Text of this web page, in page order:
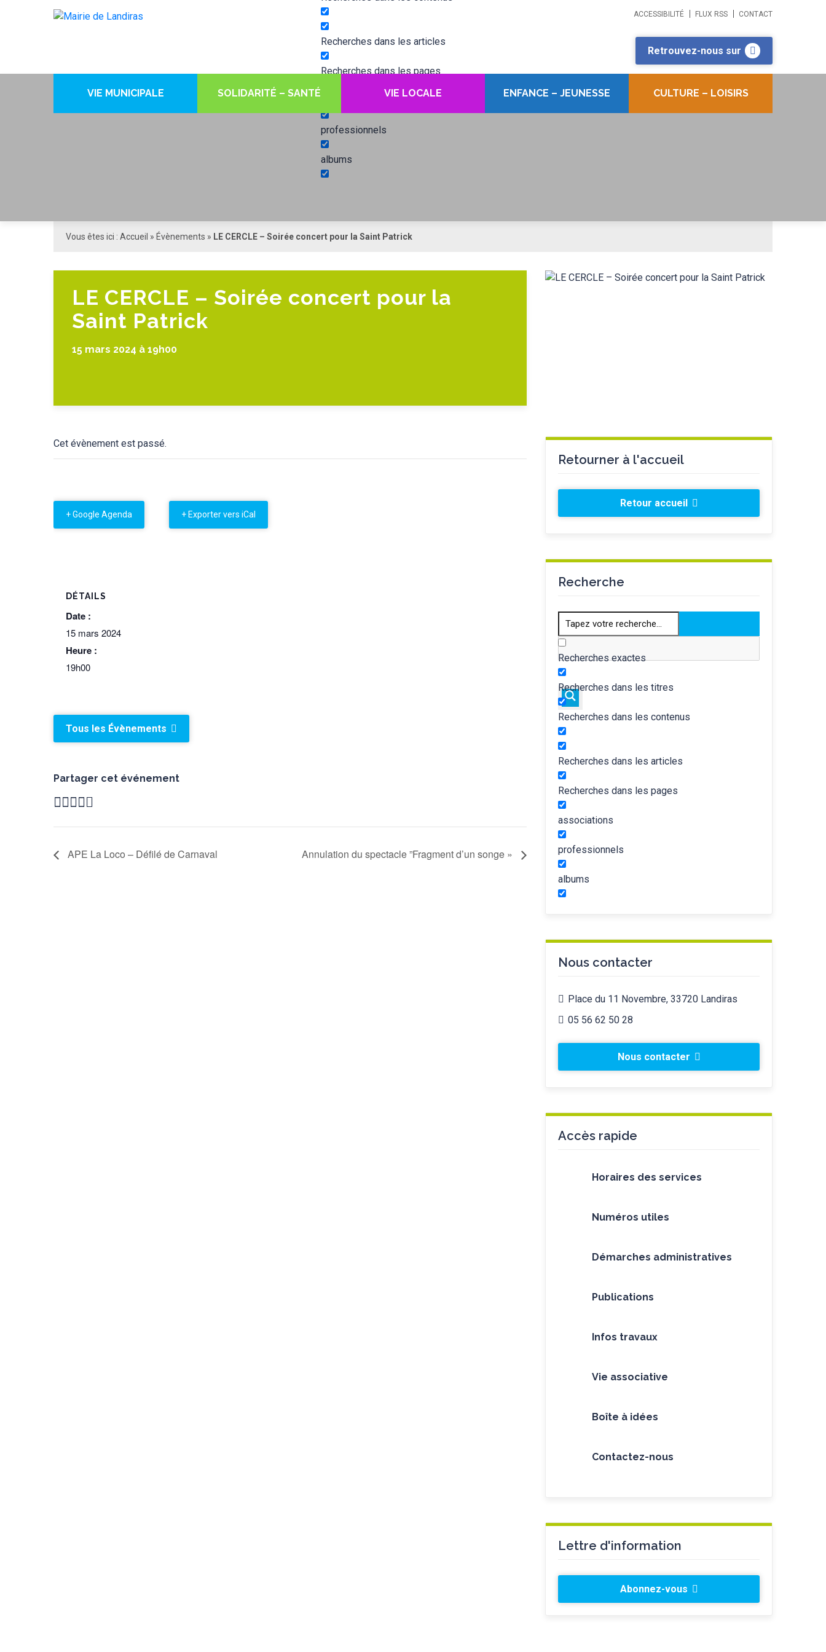
Recherches dans les articles
Recherches dans les pages
professionnels
albums
ACCESSIBILITÉ FLUX RSS CONTACT
Retrouvez-nous sur
VIE MUNICIPALE SOLIDARITÉ – SANTÉ VIE LOCALE ENFANCE – JEUNESSE CULTURE – LOISIRS
Vous êtes ici : Accueil » Évènements » LE CERCLE – Soirée concert pour la Saint Patrick
LE CERCLE – Soirée concert pour la
Saint Patrick
15 mars 2024 à 19h00
Cet évènement est passé.
+ Google Agenda + Exporter vers iCal
DÉTAILS
Date :
15 mars 2024
Heure :
19h00
Tous les Évènements
Partager cet événement
APE La Loco – Défilé de Carnaval Annulation du spectacle ”Fragment d’un songe »
Retourner à l'accueil
Retour accueil
Recherche
Recherches exactes
Recherches dans les titres
Recherches dans les contenus
Recherches dans les articles
Recherches dans les pages
associations
professionnels
albums
Nous contacter
Place du 11 Novembre, 33720 Landiras
05 56 62 50 28
Nous contacter
Accès rapide
Horaires des services
Numéros utiles
Démarches administratives
Publications
Infos travaux
Vie associative
Boîte à idées
Contactez-nous
Lettre d'information
Abonnez-vous